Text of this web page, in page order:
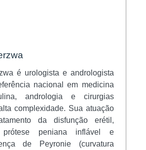
é urologista e andrologista
nacional em medicina
andrologia e cirurgias
complexidade. Sua atuação
da disfunção erétil,
peniana inflável e
de Peyronie (curvatura